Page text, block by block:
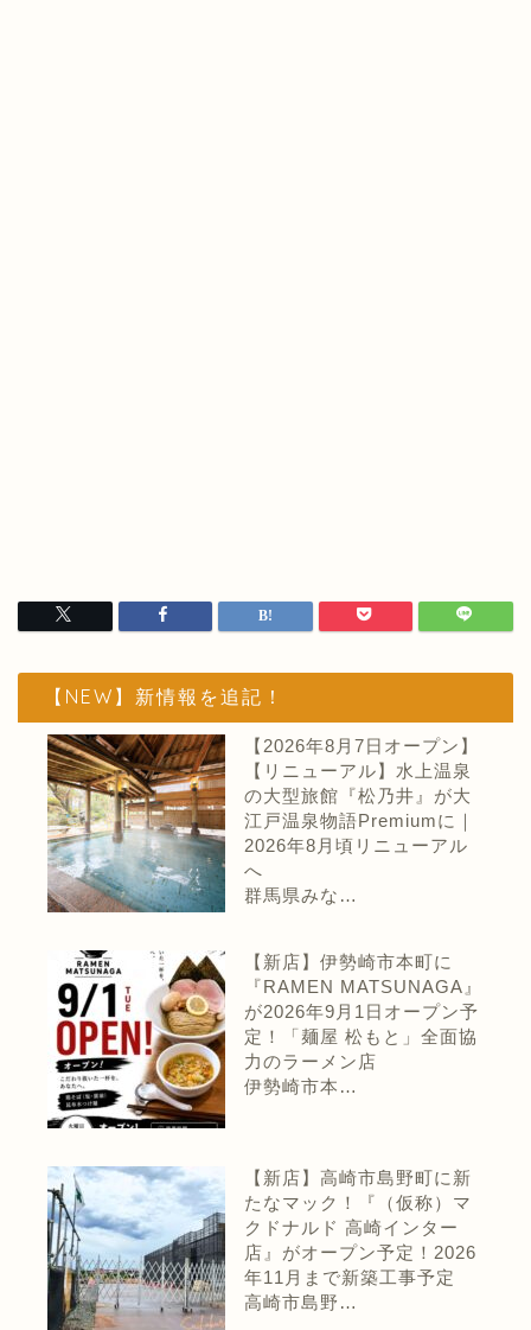
【NEW】新情報を追記！
【2026年8月7日オープン】
【リニューアル】水上温泉
の大型旅館『松乃井』が大
江戸温泉物語Premiumに｜
2026年8月頃リニューアル
へ
群馬県みな…
【新店】伊勢崎市本町に
『RAMEN MATSUNAGA』
が2026年9月1日オープン予
定！「麺屋 松もと」全面協
力のラーメン店
伊勢崎市本…
【新店】高崎市島野町に新
たなマック！『（仮称）マ
クドナルド 高崎インター
店』がオープン予定！2026
年11月まで新築工事予定
高崎市島野…